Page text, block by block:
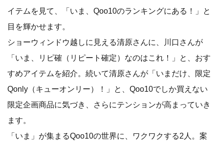
イテムを見て、「いま、Qoo10のランキングにある！」と
目を輝かせます。
ショーウィンドウ越しに見える清原さんに、川口さんが
「いま、リピ確（リピート確定）なのはこれ！」と、おす
すめアイテムを紹介。続いて清原さんが「いまだけ、限定
Qonly（キューオンリー）！」と、Qoo10でしか買えない
限定企画商品に気づき、さらにテンションが高まっていき
ます。
「いま」が集まるQoo10の世界に、ワクワクする2人。案